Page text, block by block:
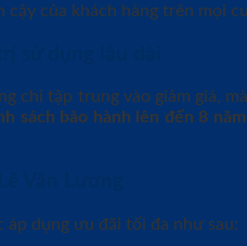
của khách hàng trên mọi
chỉ tập trung vào giảm giá,
sách bảo hành lên đến 8
áp dụng ưu đãi tối đa như sau: